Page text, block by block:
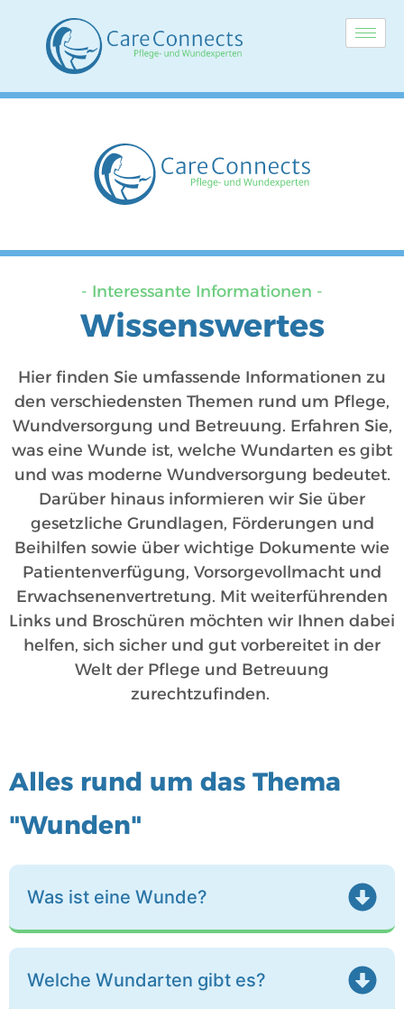
- Interessante Informationen -
Wissenswertes
Hier finden Sie umfassende Informationen zu
den verschiedensten Themen rund um Pflege,
Wundversorgung und Betreuung. Erfahren Sie,
was eine Wunde ist, welche Wundarten es gibt
und was moderne Wundversorgung bedeutet.
Darüber hinaus informieren wir Sie über
gesetzliche Grundlagen, Förderungen und
Beihilfen sowie über wichtige Dokumente wie
Patientenverfügung, Vorsorgevollmacht und
Erwachsenenvertretung. Mit weiterführenden
Links und Broschüren möchten wir Ihnen dabei
helfen, sich sicher und gut vorbereitet in der
Welt der Pflege und Betreuung
zurechtzufinden.
Alles rund um das Thema
"Wunden"
Was ist eine Wunde?
Welche Wundarten gibt es?